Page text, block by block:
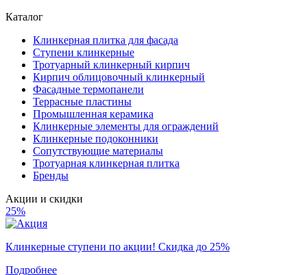
Каталог
Клинкерная плитка для фасада
Ступени клинкерные
Тротуарный клинкерный кирпич
Кирпич облицовочный клинкерный
Фасадные термопанели
Террасные пластины
Промышленная керамика
Клинкерные элементы для ограждений
Клинкерные подоконники
Сопутствующие материалы
Тротуарная клинкерная плитка
Бренды
Акции и скидки
25%
Клинкерные ступени по акции! Скидка до 25%
Подробнее